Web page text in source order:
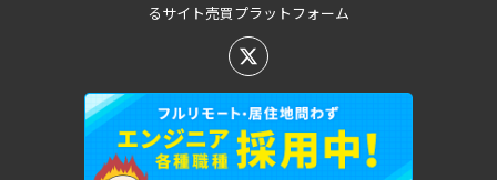
るサイト売買プラットフォーム